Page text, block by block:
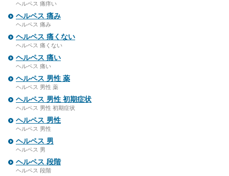
ヘルペス 痛痒い
ヘルペス 痛み
ヘルペス 痛み
ヘルペス 痛くない
ヘルペス 痛くない
ヘルペス 痛い
ヘルペス 痛い
ヘルペス 男性 薬
ヘルペス 男性 薬
ヘルペス 男性 初期症状
ヘルペス 男性 初期症状
ヘルペス 男性
ヘルペス 男性
ヘルペス 男
ヘルペス 男
ヘルペス 段階
ヘルペス 段階